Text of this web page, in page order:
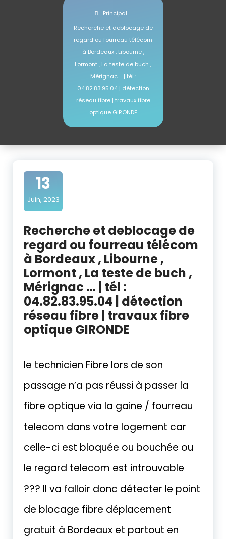
Principal
Recherche et deblocage de
regard ou fourreau télécom
à Bordeaux , Libourne ,
Lormont , La teste de buch ,
Mérignac … | tél :
04.82.83.95.04 | détection
réseau fibre | travaux fibre
optique GIRONDE
13
Juin, 2023
Recherche et deblocage de
regard ou fourreau télécom
à Bordeaux , Libourne ,
Lormont , La teste de buch ,
Mérignac … | tél :
04.82.83.95.04 | détection
réseau fibre | travaux fibre
optique GIRONDE
le technicien Fibre lors de son
passage n’a pas réussi à passer la
fibre optique via la gaine / fourreau
telecom dans votre logement car
celle-ci est bloquée ou bouchée ou
le regard telecom est introuvable
??? Il va falloir donc détecter le point
de blocage fibre déplacement
gratuit à Bordeaux et partout en